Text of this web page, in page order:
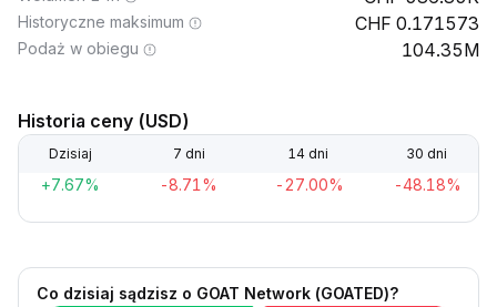
Historyczne maksimum 0.171573
Podaż w obiegu 104.35M
Historia ceny (USD)
Dzisiaj 7 dni 14 dni 30 dni
+7.67% -8.71% -27.00% -48.18%
Co dzisiaj sądzisz o GOAT Network (GOATED)?